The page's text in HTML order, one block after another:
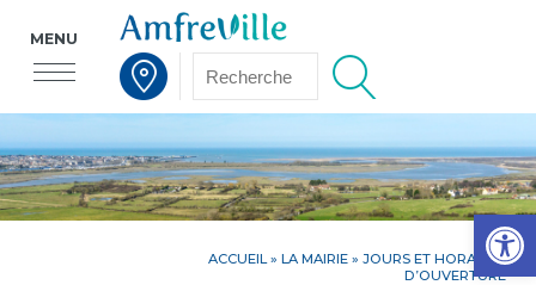
Voir la carte interactive
MENU
ACCUEIL » LA MAIRIE » JOURS ET HORAIRES
D’OUVERTURE